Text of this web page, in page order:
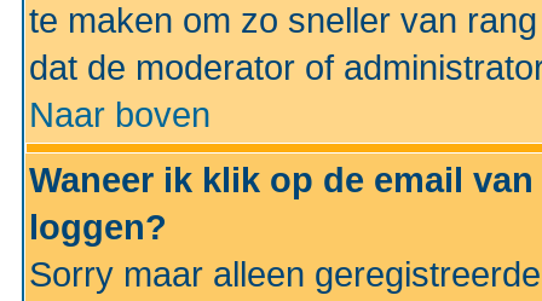
te maken om zo sneller van
dat de moderator of
Naar boven
Waneer ik klik op de email
loggen?
Sorry maar alleen